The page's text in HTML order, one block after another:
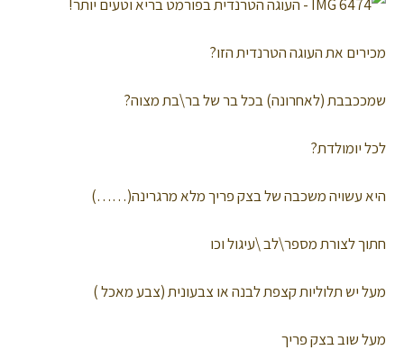
מכירים את העוגה הטרנדית הזו?
שמככבבת (לאחרונה) בכל בר של בר\בת מצוה?
לכל יומולדת?
היא עשויה משכבה של בצק פריך מלא מרגרינה(……)
חתוך לצורת מספר\לב \עיגול וכו
מעל יש תלוליות קצפת לבנה או צבעונית (צבע מאכל )
מעל שוב בצק פריך